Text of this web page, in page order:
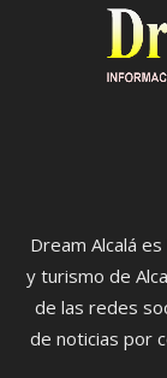
Dream Alcalá
y turismo de
de las redes
de noticias por